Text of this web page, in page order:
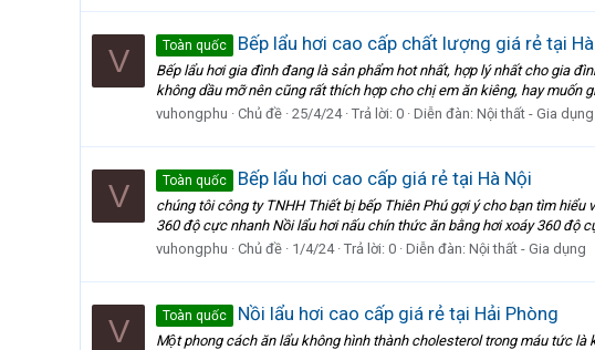
V Toàn quốc Bếp lẩu hơi cao cấp chất lượng giá rẻ tại
Bếp lẩu hơi gia đình đang là sản phẩm hot nhất, hợp lý nhất cho gia
không dầu mỡ nên cũng rất thích hợp cho chị em ăn kiêng, hay muốn
vuhongphu
Chủ đề 25/4/24 Trả lời: 0 Diễn đàn: Nội thất - Gia dụng
V Toàn quốc Bếp lẩu hơi cao cấp giá rẻ tại Hà Nội
chúng tôi công ty TNHH Thiết bị bếp Thiên Phú gợi ý cho bạn tìm
360 độ cực nhanh Nồi lẩu hơi nấu chín thức ăn bằng hơi xoáy 360 độ
vuhongphu
Chủ đề 1/4/24 Trả lời: 0 Diễn đàn: Nội thất - Gia dụng
V Toàn quốc Nồi lẩu hơi cao cấp giá rẻ tại Hải Phòng
Một phong cách ăn lẩu không hình thành cholesterol trong máu tức